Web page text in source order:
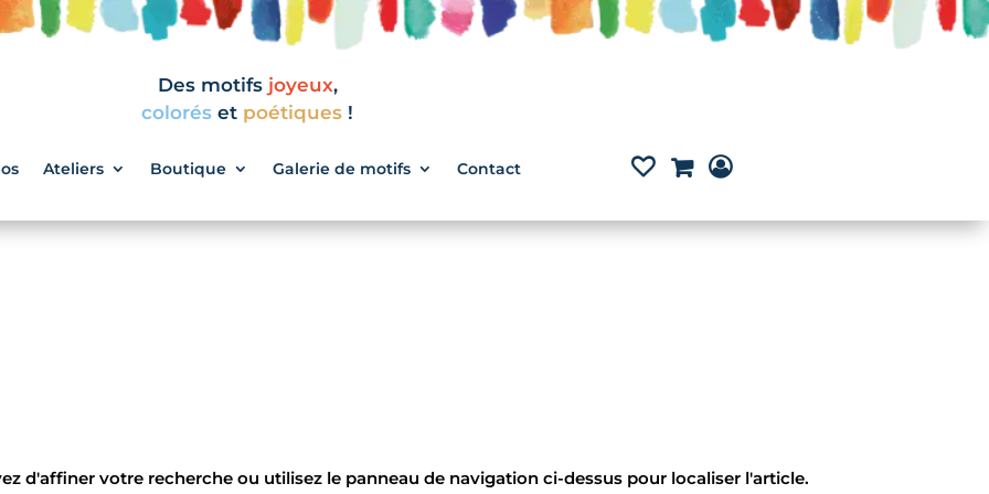
Des motifs joyeux,
colorés et poétiques !
Ateliers Boutique Galerie de motifs Contact
d'affiner votre recherche ou utilisez le panneau de navigation ci-dessus pour localiser l'article.